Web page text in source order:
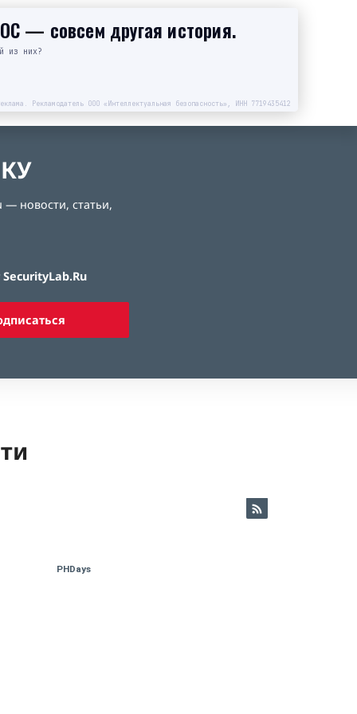
— совсем другая история.
из них?
Рекламодатель ООО «Интеллектуальная безопасность», ИНН 7719435412
новости, статьи,
PHDays